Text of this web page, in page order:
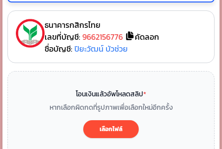
ธนาคารกสิกรไทย
เลขที่บัญชี:9662156776
คัดลอก
ชื่อบัญชี:ปิยะวัฒน์ บัวช่วย
โอนเงินแล้วอัพโหลดสลิป*
หากเลือกผิดกดที่รูปภาพเพื่อเลือกใหม่อีกครั้ง
เลือกไฟล์